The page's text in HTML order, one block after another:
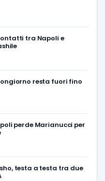
tra Napoli e
resta fuori fino
perde Marianucci per
testa a testa tra due